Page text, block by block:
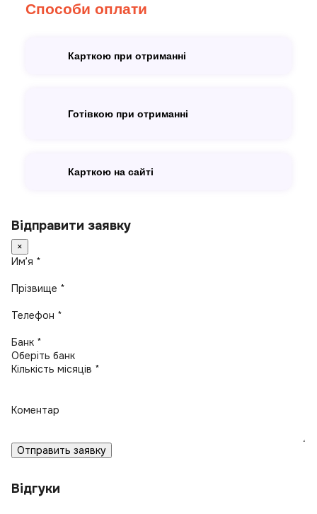
Способи оплати
Карткою при отриманні
Готівкою при отриманні
Карткою на сайті
Відправити заявку
×
Имʼя *
Прізвище *
Телефон *
Банк *
Кількість місяців *
Коментар
Отправить заявку
Відгуки